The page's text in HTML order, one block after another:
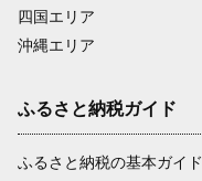
四国エリア
沖縄エリア
ふるさと納税ガイド
ふるさと納税の基本ガイド